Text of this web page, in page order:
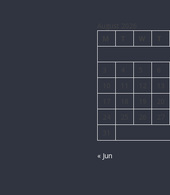
« Jun